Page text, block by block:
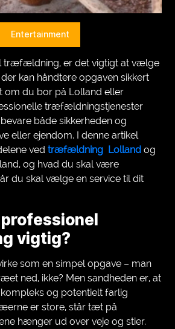
Entertainment
træfældning, er det vigtigt at vælge
kan håndtere opgaven sikkert
om du bor på Lolland eller
træfældningstjenester
både sikkerheden og
eller ejendom. I denne artikel
vedtræfældning Lollandog
og hvad du skal være
du skal vælge en service til dit
vigtig?
som en simpel opgave – man
ned, ikke? Men sandheden er, at
og potentielt farlig
er store, står tæt på
hænger ud over veje og stier.